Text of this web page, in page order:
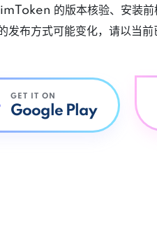
的版本核验、安装前
发布方式可能变化，请以当前
GET IT ON
Google Play